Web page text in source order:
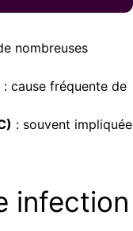
nombreuses
: cause fréquente de
: souvent impliquée
infection